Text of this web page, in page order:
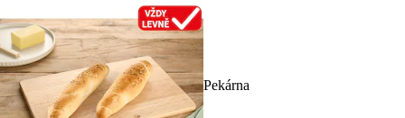
Pekárna